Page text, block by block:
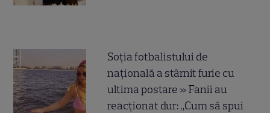
Soția fotbalistului de
națională a stârnit furie cu
ultima postare » Fanii au
reacționat dur: „Cum să spui